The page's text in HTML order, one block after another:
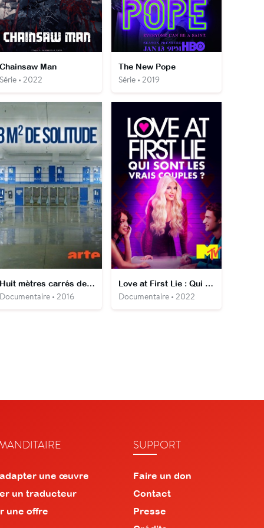
Man
• 2022
The New Pope
Série • 2019
Huit mètres carrés de solitude
• 2016
Love at First Lie : Qui sont les vrais couples ?
Documentaire • 2022
une œuvre
un traducteur
une offre
SUPPORT
Faire un don
Contact
Presse